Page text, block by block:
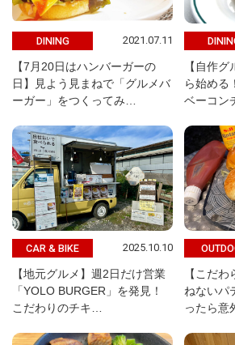
DINING 2021.07.11
【7月20日はハンバーガーの
日】見よう見まねで「グルメバ
ーガー」をつくってみ…
【自作
ら始める
ベーコン
CAR & BIKE 2025.10.10
【地元グルメ】週2日だけ営業
「YOLO BURGER」を発見！
こだわりのチキ…
【こだ
ねないパ
ったら意